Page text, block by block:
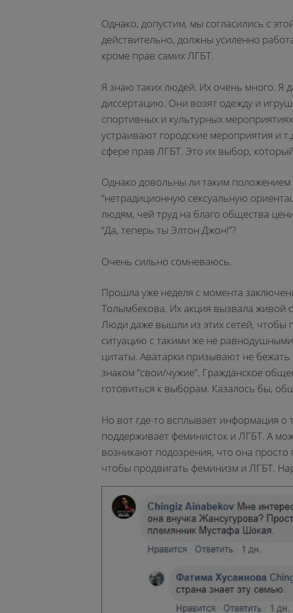
Однако, допустим, мы согласились с
действительно, должны усиленно
кроме прав самих ЛГБТ.
Я знаю таких людей. Их очень много. Я
диссертацию. Они возят одежду и
спортивных и культурных
устраивают городские мероприятия и
сфере прав ЛГБТ. Это их выбор,
Однако довольны ли таким
“нетрадиционную сексуальную
людям, чей труд на благо общества
“Да, теперь ты Элтон Джон!”?
Очень сильно сомневаюсь.
Прошла уже неделя с момента
Толымбекова. Их акция вызвала живой
Люди даже вышли из этих сетей, чтобы
ситуацию с такими же не
цитаты. Аватарки призывают не
знаком “свои/чужие”. Гражданское
готовиться к выборам. Казалось бы,
Но вот где-то всплывает информация о
поддерживает феминисток и ЛГБТ. А
возникают подозрения, что она
чтобы продвигать феминизм и ЛГБТ.